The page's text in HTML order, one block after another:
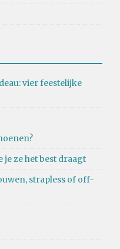
vier feestelijke
je ze het best draagt
strapless of off-